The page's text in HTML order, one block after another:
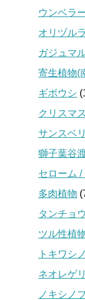
ウンベラ
オリヅル
ガジュマ
寄生植物(
ギボウシ
クリスマ
サンスベ
獅子葉谷
セローム /
多肉植物
タンチョ
ツル性植
トキワシ
ネオレゲ
ノキシノ